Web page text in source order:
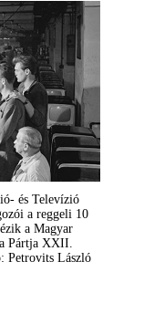
és Televízió
a reggeli 10
a Magyar
Pártja XXII.
Petrovits László